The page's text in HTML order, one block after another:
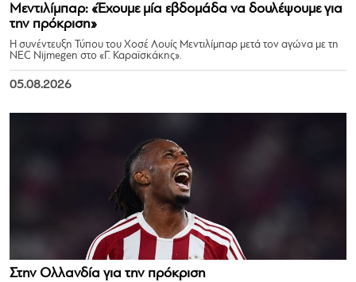
Μεντιλίμπαρ: «Έχουμε μία εβδομάδα να δουλέψουμε για
την πρόκριση»
Η συνέντευξη Τύπου του Χοσέ Λουίς Μεντιλίμπαρ μετά τον αγώνα με τη
NEC Nijmegen στο «Γ. Καραϊσκάκης».
05.08.2026
Στην Ολλανδία για την πρόκριση